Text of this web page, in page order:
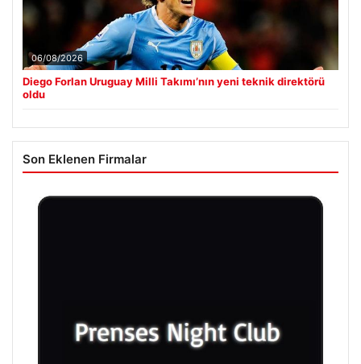
06/08/2026
Diego Forlan Uruguay Milli Takımı’nın yeni teknik direktörü
oldu
Son Eklenen Firmalar